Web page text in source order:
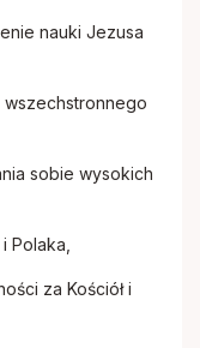
nauki Jezusa
sobie wysokich
Polaka,
za Kościół i